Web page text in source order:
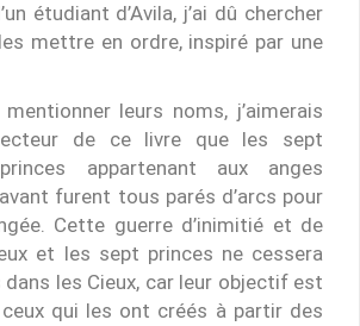
étudiant d’Avila, j’ai dû chercher
mettre en ordre, inspiré par une
leurs noms, j’aimerais
de ce livre que les sept
appartenant aux anges
furent tous parés d’arcs pour
Cette guerre d’inimitié et de
et les sept princes ne cessera
dans les Cieux, car leur objectif est
qui les ont créés à partir des